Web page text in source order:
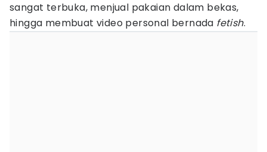
sangat terbuka, menjual pakaian dalam bekas,
hingga membuat video personal bernada fetish.